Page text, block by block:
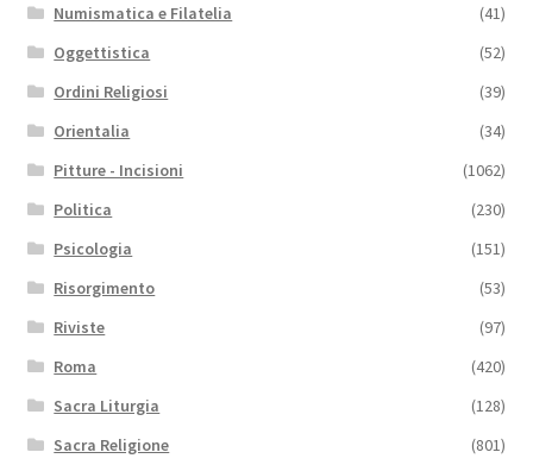
Numismatica e Filatelia
(41)
Oggettistica
(52)
Ordini Religiosi
(39)
Orientalia
(34)
Pitture - Incisioni
(1062)
Politica
(230)
Psicologia
(151)
Risorgimento
(53)
Riviste
(97)
Roma
(420)
Sacra Liturgia
(128)
Sacra Religione
(801)